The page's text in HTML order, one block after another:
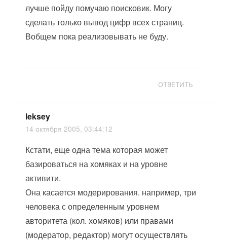
лучше пойду помучаю поисковик. Могу
сделать только вывод цифр всех страниц.
Вобщем пока реализовывать не буду.
ОТВЕТИТЬ
leksey
14 октября 2005, 03:44:12
Кстати, еще одна тема которая может
базироваться на хомяках и на уровне
активити.
Она касается модерирования. например, три
человека с определенным уровнем
авторитета (кол. хомяков) или правами
(модератор, редактор) могут осуществлять